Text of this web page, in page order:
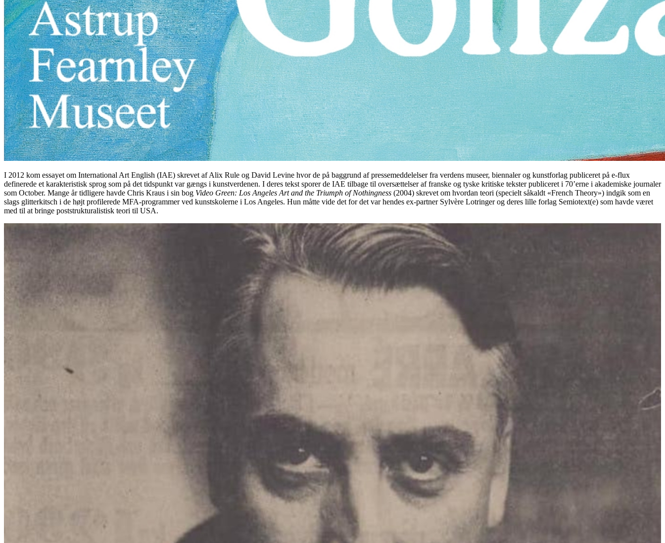
I 2012 kom essayet om International Art English (IAE) skrevet af Alix Rule og David Levine hvor de på baggrund af pressemeddelelser fra verdens museer, biennaler og kunstforlag publiceret på e-flux
definerede et karakteristisk sprog som på det tidspunkt var gængs i kunstverdenen. I deres tekst sporer de IAE tilbage til oversættelser af franske og tyske kritiske tekster publiceret i 70’erne i akademiske journaler
som October. Mange år tidligere havde Chris Kraus i sin bog Video Green: Los Angeles Art and the Triumph of Nothingness (2004) skrevet om hvordan teori (specielt såkaldt «French Theory») indgik som en
slags glitterkitsch i de højt profilerede MFA-programmer ved kunstskolerne i Los Angeles. Hun måtte vide det for det var hendes ex-partner Sylvère Lotringer og deres lille forlag Semiotext(e) som havde været
med til at bringe poststrukturalistisk teori til USA.